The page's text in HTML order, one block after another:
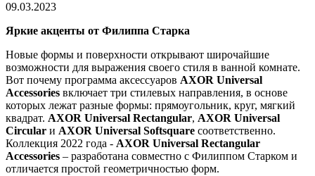
09.03.2023
Яркие акценты от Филиппа Старка
Новые формы и поверхности открывают широчайшие
возможности для выражения своего стиля в ванной комнате.
Вот почему программа аксессуаров AXOR Universal
Accessories включает три стилевых направления, в основе
которых лежат разные формы: прямоугольник, круг, мягкий
квадрат. AXOR Universal Rectangular, AXOR Universal
Circular и AXOR Universal Softsquare соответственно.
Коллекция 2022 года - AXOR Universal Rectangular
Accessories – разработана совместно с Филиппом Старком и
отличается простой геометричностью форм.